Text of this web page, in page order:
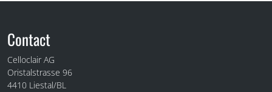
Fuss
Contact
Celloclair AG
Oristalstrasse 96
4410 Liestal/BL